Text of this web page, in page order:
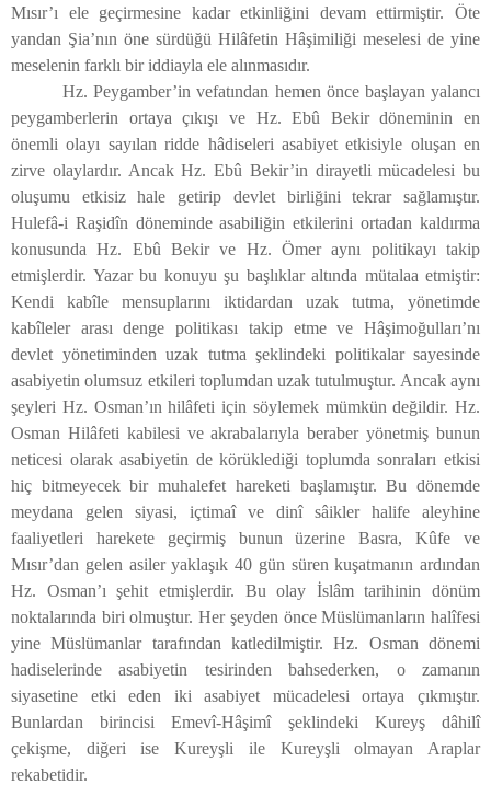
Mısır’ı ele geçirmesine kadar etkinliğini devam ettirmiştir. Öte
yandan Şia’nın öne sürdüğü Hilâfetin Hâşimiliği meselesi de yine
meselenin farklı bir iddiayla ele alınmasıdır.
Hz. Peygamber’in vefatından hemen önce başlayan yalancı
peygamberlerin ortaya çıkışı ve Hz. Ebû Bekir döneminin en
önemli olayı sayılan ridde hâdiseleri asabiyet etkisiyle oluşan en
zirve olaylardır. Ancak Hz. Ebû Bekir’in dirayetli mücadelesi bu
oluşumu etkisiz hale getirip devlet birliğini tekrar sağlamıştır.
Hulefâ-i Raşidîn döneminde asabiliğin etkilerini ortadan kaldırma
konusunda Hz. Ebû Bekir ve Hz. Ömer aynı politikayı takip
etmişlerdir. Yazar bu konuyu şu başlıklar altında mütalaa etmiştir:
Kendi kabîle mensuplarını iktidardan uzak tutma, yönetimde
kabîleler arası denge politikası takip etme ve Hâşimoğulları’nı
devlet yönetiminden uzak tutma şeklindeki politikalar sayesinde
asabiyetin olumsuz etkileri toplumdan uzak tutulmuştur. Ancak aynı
şeyleri Hz. Osman’ın hilâfeti için söylemek mümkün değildir. Hz.
Osman Hilâfeti kabilesi ve akrabalarıyla beraber yönetmiş bunun
neticesi olarak asabiyetin de körüklediği toplumda sonraları etkisi
hiç bitmeyecek bir muhalefet hareketi başlamıştır. Bu dönemde
meydana gelen siyasi, içtimaî ve dinî sâikler halife aleyhine
faaliyetleri harekete geçirmiş bunun üzerine Basra, Kûfe ve
Mısır’dan gelen asiler yaklaşık 40 gün süren kuşatmanın ardından
Hz. Osman’ı şehit etmişlerdir. Bu olay İslâm tarihinin dönüm
noktalarında biri olmuştur. Her şeyden önce Müslümanların halîfesi
yine Müslümanlar tarafından katledilmiştir. Hz. Osman dönemi
hadiselerinde asabiyetin tesirinden bahsederken, o zamanın
siyasetine etki eden iki asabiyet mücadelesi ortaya çıkmıştır.
Bunlardan birincisi Emevî-Hâşimî şeklindeki Kureyş dâhilî
çekişme, diğeri ise Kureyşli ile Kureyşli olmayan Araplar
rekabetidir.